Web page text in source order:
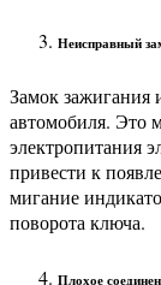
Неисправный
Замок зажигания
автомобиля. Это
электропитания
привести к
мигание
поворота ключа.
Плохое